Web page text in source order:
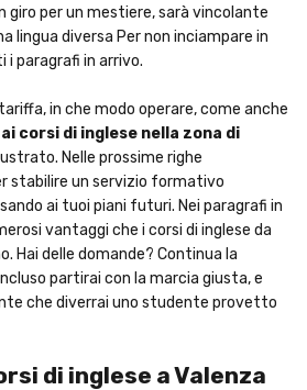
per un mestiere, sarà vincolante
lingua diversa Per non inciampare in
paragrafi in arrivo.
in che modo operare, come anche
ai corsi di inglese nella zona di
Nelle prossime righe
stabilire un servizio formativo
ai tuoi piani futuri. Nei paragrafi in
vantaggi che i corsi di inglese da
Hai delle domande? Continua la
partirai con la marcia giusta, e
che diverrai uno studente provetto
di inglese a Valenza